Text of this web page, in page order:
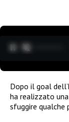
Dopo il goal dell’
ha realizzato
sfuggire qualche